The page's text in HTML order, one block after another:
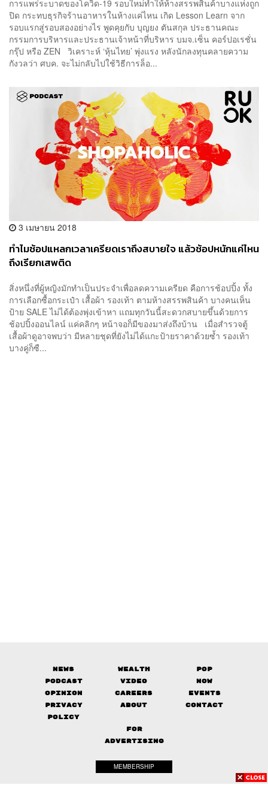
การแพร่ระบาดของโควิด-19 รอบใหม่ทำให้ห้างสรรพสินค้าบางแห่งถูก
ปิด กระทบธุรกิจร้านอาหารในห้างแค่ไหน เกิด Lesson Learn จาก
รอบแรกสู่รอบสองอย่างไร พูดคุยกับ บุญยง ตันสกุล ประธานคณะ
กรรมการบริหารและประธานเจ้าหน้าที่บริหาร บมจ.เซ็น คอร์ปอเรชั่น
กรุ๊ป หรือ ZEN วิเคราะห์ ‘หุ้นไทย’ พุ่งแรง หลังนักลงทุนคลายความ
กังวลว่า ศบค. จะไม่กลับไปใช้วิธีการล็อ...
3 เมษายน 2018
ทำไมช้อปแหลกเวลาเครียดเราถึงสบายใจ แล้วช้อปหนักแค่ไหน
ถึงเรียกเสพติด
สิ่งหนึ่งที่ผู้หญิงมักทำเป็นประจำเพื่อลดความเครียด คือการช้อปปิ้ง ทั้ง
การเลือกซื้อกระเป๋า เสื้อผ้า รองเท้า ตามห้างสรรพสินค้า บางคนเห็น
ป้าย SALE ไม่ได้ต้องพุ่งเข้าหา แถมทุกวันนี้สะดวกสบายขึ้นด้วยการ
ช้อปปิ้งออนไลน์ แค่คลิกๆ หน้าจอก็มีของมาส่งถึงบ้าน เมื่อสำรวจตู้
เสื้อผ้าดูอาจพบว่า มีหลายชุดที่ยังไม่ได้แกะป้ายราคาด้วยซ้ำ รองเท้า
บางคู่ก็ซื...
News Wealth
Pop
Podcast
Video
Now
Opinion
Careers
Events
Privacy
Policy
About Contact
FOR
ADVERTISING
MEMBERSHIP